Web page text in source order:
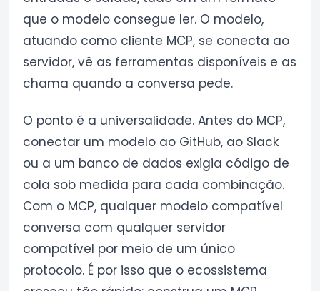
que o modelo consegue ler. O modelo,
atuando como cliente MCP, se conecta ao
servidor, vê as ferramentas disponíveis e as
chama quando a conversa pede.
O ponto é a universalidade. Antes do MCP,
conectar um modelo ao GitHub, ao Slack
ou a um banco de dados exigia código de
cola sob medida para cada combinação.
Com o MCP, qualquer modelo compatível
conversa com qualquer servidor
compatível por meio de um único
protocolo. É por isso que o ecossistema